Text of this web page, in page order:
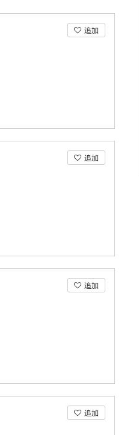
追加
追加
追加
追加